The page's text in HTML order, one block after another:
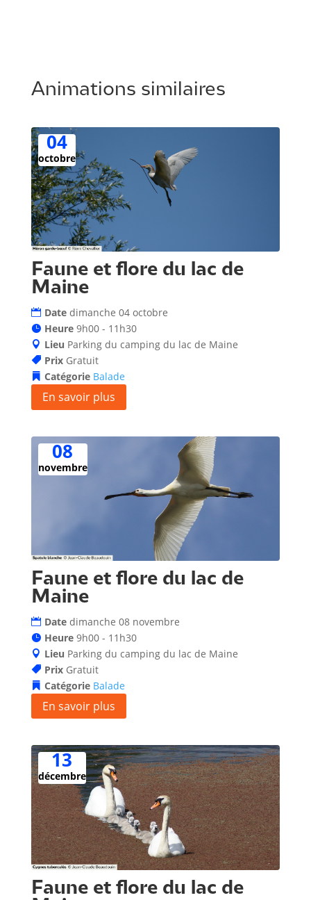
Animations similaires
04
octobre
Faune et flore du lac de
Maine
Date dimanche 04 octobre
Heure 9h00 - 11h30
Lieu Parking du camping du lac de Maine
Prix Gratuit
Catégorie Balade
En savoir plus
08
novembre
Faune et flore du lac de
Maine
Date dimanche 08 novembre
Heure 9h00 - 11h30
Lieu Parking du camping du lac de Maine
Prix Gratuit
Catégorie Balade
En savoir plus
13
décembre
Faune et flore du lac de